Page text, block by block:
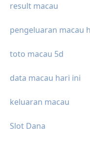
result macau
pengeluaran macau
toto macau 5d
data macau hari ini
keluaran macau
Slot Dana